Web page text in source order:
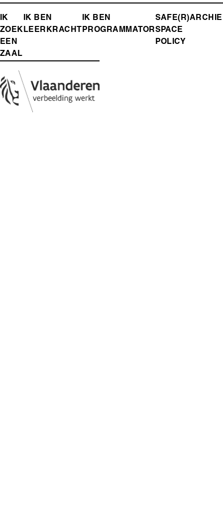
FOOTER-
MENU
IK
ZOEK
EEN
ZAAL
IK BEN
LEERKRACHT
IK BEN
PROGRAMMATOR
SAFE(R)
SPACE
POLICY
Media
Afbeelding